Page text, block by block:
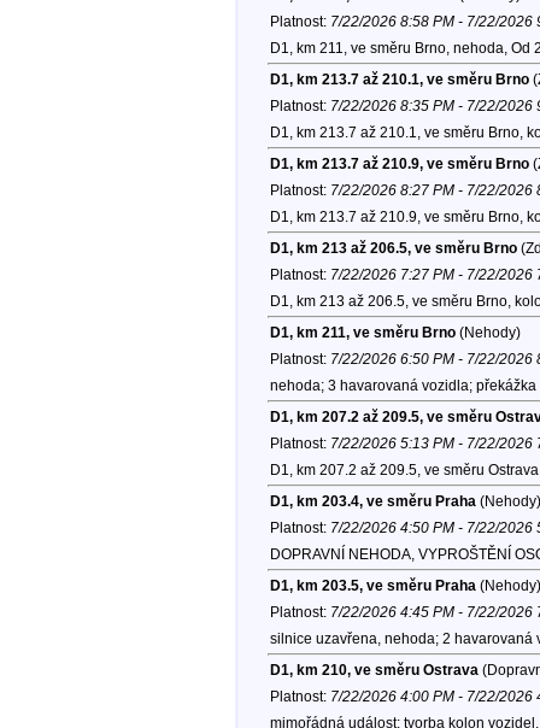
Platnost: 7/22/2026 8:58 PM - 7/22/2026
D1, km 211, ve směru Brno, nehoda,
D1, km 213.7 až 210.1, ve směru Brno
Platnost: 7/22/2026 8:35 PM - 7/22/2026
D1, km 213.7 až 210.1, ve směru Brno,
D1, km 213.7 až 210.9, ve směru Brno
Platnost: 7/22/2026 8:27 PM - 7/22/2026
D1, km 213.7 až 210.9, ve směru Brno,
D1, km 213 až 206.5, ve směru Brno
Platnost: 7/22/2026 7:27 PM - 7/22/2026
D1, km 213 až 206.5, ve směru Brno,
D1, km 211, ve směru Brno(Nehody)
Platnost: 7/22/2026 6:50 PM - 7/22/2026
nehoda; 3 havarovaná vozidla;
D1, km 207.2 až 209.5, ve směru
Platnost: 7/22/2026 5:13 PM - 7/22/2026
D1, km 207.2 až 209.5, ve směru
D1, km 203.4, ve směru Praha (Nehody)
Platnost: 7/22/2026 4:50 PM - 7/22/2026
DOPRAVNÍ NEHODA, VYPROŠTĚNÍ
D1, km 203.5, ve směru Praha (Nehody)
Platnost: 7/22/2026 4:45 PM - 7/22/2026
silnice uzavřena, nehoda; 2 havarovaná
D1, km 210, ve směru Ostrava
Platnost: 7/22/2026 4:00 PM - 7/22/2026
mimořádná událost; tvorba kolon